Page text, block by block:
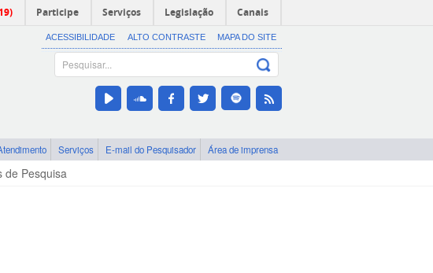
Participe Serviços Legislação Canais
ACESSIBILIDADE ALTO CONTRASTE MAPA DO SITE
Serviços E-mail do Pesquisador Área de imprensa
de Pesquisa